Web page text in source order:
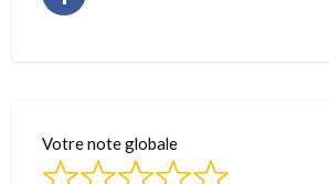
Votre note globale